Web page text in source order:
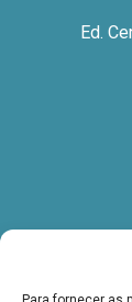
Ed.